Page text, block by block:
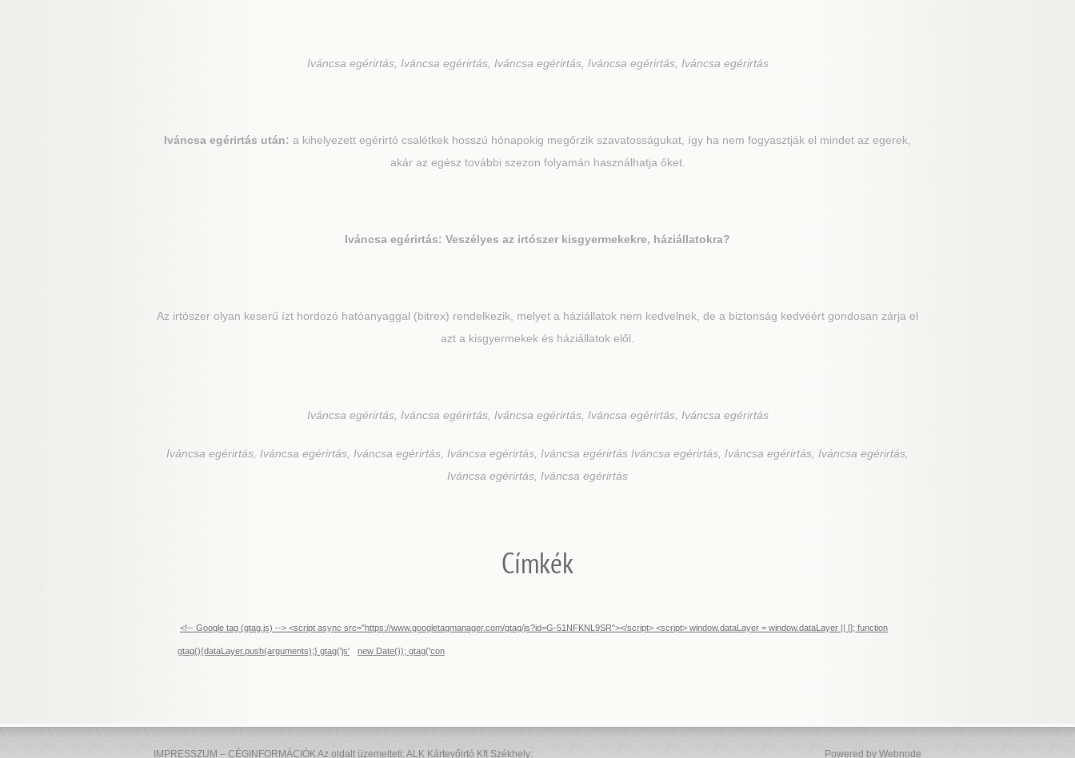
Iváncsa egérirtás, Iváncsa egérirtás, Iváncsa egérirtás, Iváncsa egérirtás, Iváncsa egérirtás
Iváncsa egérirtás után: a kihelyezett egérirtó csalétkek hosszú hónapokig megőrzik szavatosságukat, így ha nem fogyasztják el mindet az egerek,
akár az egész további szezon folyamán használhatja őket.
Iváncsa egérirtás: Veszélyes az irtószer kisgyermekekre, háziállatokra?
Az irtószer olyan keserű ízt hordozó hatóanyaggal (bitrex) rendelkezik, melyet a háziállatok nem kedvelnek, de a biztonság kedvéért gondosan zárja el
azt a kisgyermekek és háziállatok elől.
Iváncsa egérirtás, Iváncsa egérirtás, Iváncsa egérirtás, Iváncsa egérirtás, Iváncsa egérirtás
Iváncsa egérirtás, Iváncsa egérirtás, Iváncsa egérirtás, Iváncsa egérirtás, Iváncsa egérirtás Iváncsa egérirtás, Iváncsa egérirtás, Iváncsa egérirtás,
Iváncsa egérirtás, Iváncsa egérirtás
Címkék
<!-- Google tag (gtag.js) --> <script async src="https://www.googletagmanager.com/gtag/js?id=G-51NFKNL9SR"></script> <script> window.dataLayer = window.dataLayer || []; function
gtag(){dataLayer.push(arguments);} gtag('js' new Date()); gtag('con
IMPRESSZUM – CÉGINFORMÁCIÓK Az oldalt üzemelteti: ALK Kártevőirtó Kft Székhely: Powered by Webnode